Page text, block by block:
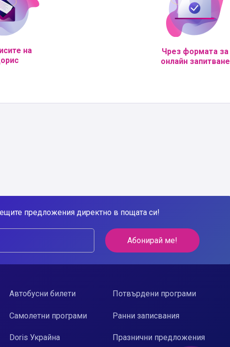
на
Чрез формата за
онлайн запитване
предложения директно в пощата си!
Абонирай ме!
Автобусни билети
Самолетни програми
Doris Украйна
Потвърдени програми
Ранни записвания
Празнични предложения